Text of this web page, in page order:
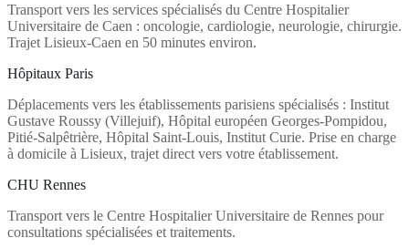
Transport vers les services spécialisés du Centre Hospitalier
Universitaire de Caen : oncologie, cardiologie, neurologie, chirurgie.
Trajet Lisieux-Caen en 50 minutes environ.
Hôpitaux Paris
Déplacements vers les établissements parisiens spécialisés : Institut
Gustave Roussy (Villejuif), Hôpital européen Georges-Pompidou,
Pitié-Salpêtrière, Hôpital Saint-Louis, Institut Curie. Prise en charge
à domicile à Lisieux, trajet direct vers votre établissement.
CHU Rennes
Transport vers le Centre Hospitalier Universitaire de Rennes pour
consultations spécialisées et traitements.